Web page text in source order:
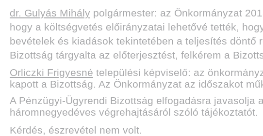
dr. Gulyás Mihály polgármester: az Önkormányzat
hogy a költségvetés előirányzatai lehetővé tették,
bevételek és kiadások tekintetében a teljesítés döntő
Bizottság tárgyalta az előterjesztést, felkérem a
Orliczki Frigyesné települési képviselő: az
kapott a Bizottság. Az Önkormányzat az időszakot
A Pénzügyi-Ügyrendi Bizottság elfogadásra
háromnegyedéves végrehajtásáról szóló tájékoztatót.
Kérdés, észrevétel nem volt.